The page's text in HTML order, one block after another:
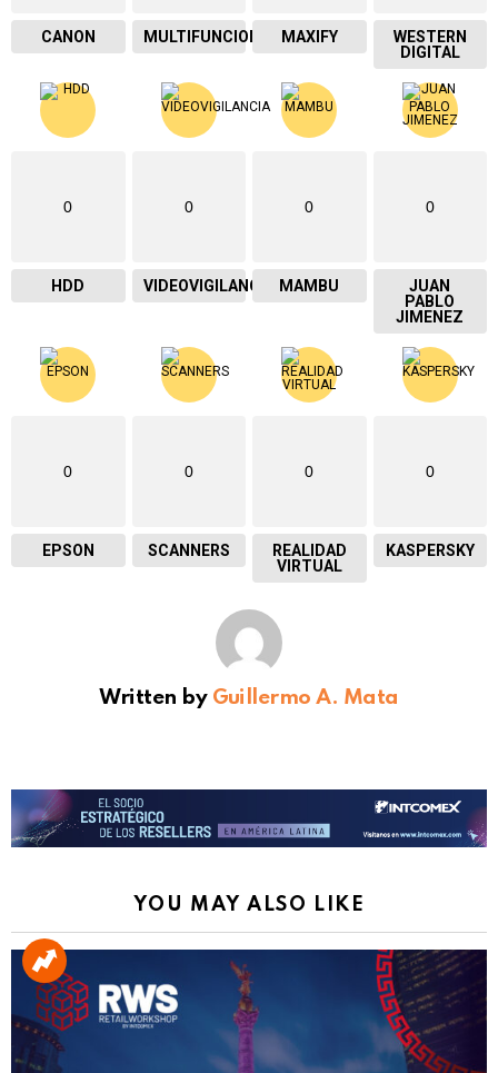
CANON MULTIFUNCIONAL MAXIFY
WESTERN
DIGITAL
0
HDD
0
VIDEOVIGILANCIA
0
MAMBU
0
JUAN
PABLO
JIMENEZ
0
EPSON
0
SCANNERS
0
REALIDAD
VIRTUAL
0
KASPERSKY
Written by Guillermo A. Mata
YOU MAY ALSO LIKE